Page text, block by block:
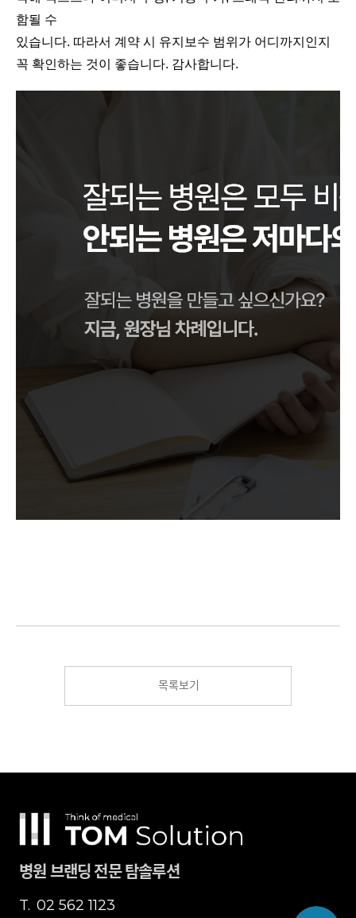
함될 수
있습니다. 따라서 계약 시 유지보수 범위가 어디까지인지
꼭 확인하는 것이 좋습니다. 감사합니다.
목록보기
병원 브랜딩 전문 탐솔루션
T. 02 562 1123